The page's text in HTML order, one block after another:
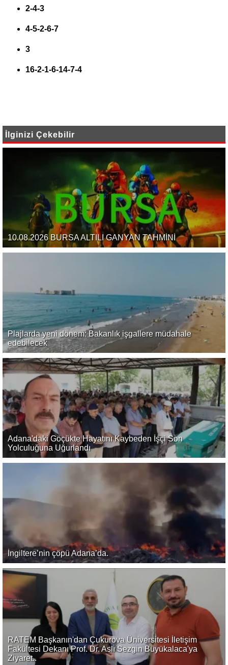
2-4-3
4-5-2-6-7
3
16-2-1-6-14-7-4
İlginizi Çekebilir
10.08.2026 BURSA ALTILI GANYAN TAHMİNİ
Plajlarda yeni dönem: Bakanlık işgallere müdahale
edebilecek
Adana'daki Göçükte Hayatını Kaybeden İşçi Son
Yolculuğuna Uğurlandı
İngiltere’nin çöpü Adana’da.
RATEM Başkanın'dan Çukurova Üniversitesi İletişim
Fakültesi Dekanı Prof. Dr. Aslı Sezgin Büyükalaca'ya
Ziyaret..